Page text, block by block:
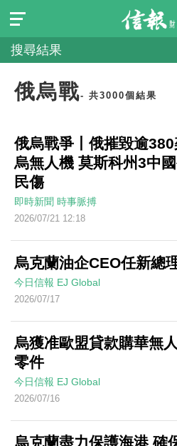
搜尋結果
俄烏戰- 共3000個結果
俄烏戰爭丨俄摧毀逾
烏無人機 莫斯科州3中
民傷
即時新聞 時事脈搏
2026/07/21 12:18
烏克蘭油企CEO任新總
今日信報 EJ Global
2026/07/17
烏獲准歐盟貸款購華無
零件
今日信報 EJ Global
2026/07/16
烏克蘭盡力保護海港 確